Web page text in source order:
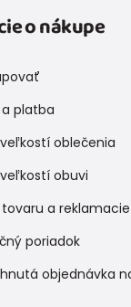
o nákupe
platba
oblečenia
obuvi
a reklamacie
poriadok
objednávka